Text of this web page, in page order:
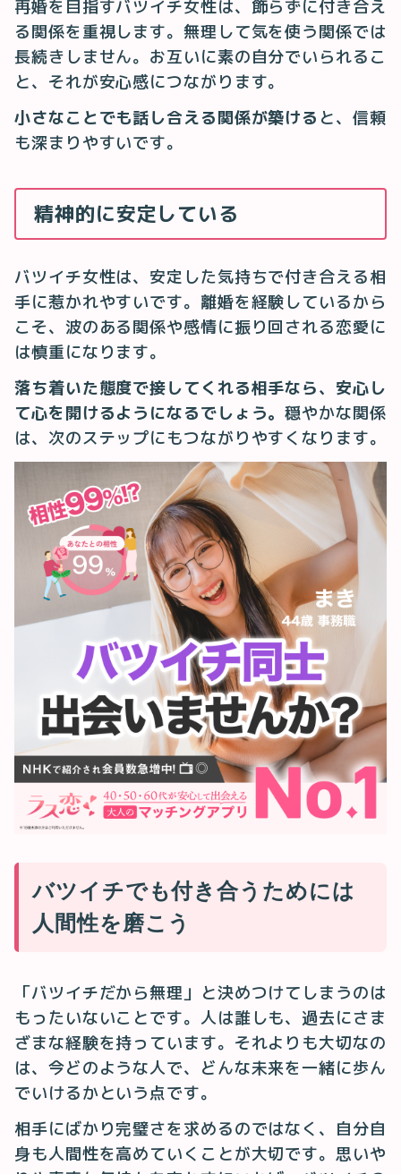
再婚を目指すバツイチ女性は、飾らずに付き合え
る関係を重視します。無理して気を使う関係では
長続きしません。お互いに素の自分でいられるこ
と、それが安心感につながります。
小さなことでも話し合える関係が築ける と、信頼
も深まりやすいです。
精神的に安定している
バツイチ女性は、安定した気持ちで付き合える相
手に惹かれやすいです。離婚を経験しているから
こそ、波のある関係や感情に振り回される恋愛に
は慎重になります。
落ち着いた態度で接してくれる相手なら、安心し
て心を開けるようになるでしょう。穏やかな関係
は、次のステップにもつながりやすくなります。
バツイチでも付き合うためには
人間性を磨こう
「バツイチだから無理」と決めつけてしまうのは
もったいないことです。人は誰しも、過去にさま
ざまな経験を持っています。それよりも大切なの
は、今どのような人で、どんな未来を一緒に歩ん
でいけるかという点です。
相手にばかり完璧さを求めるのではなく、自分自
身も人間性を高めていくことが大切です。思いや